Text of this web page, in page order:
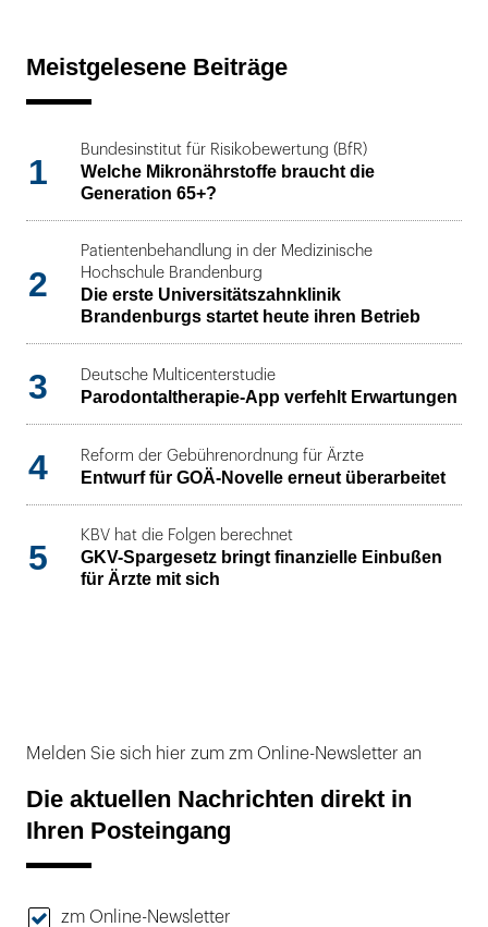
Meistgelesene Beiträge
1
Bundesinstitut für Risikobewertung (BfR)
Welche Mikronährstoffe braucht die
Generation 65+?
2
Patientenbehandlung in der Medizinische
Hochschule Brandenburg
Die erste Universitätszahnklinik
Brandenburgs startet heute ihren Betrieb
3 Deutsche Multicenterstudie
Parodontaltherapie-App verfehlt Erwartungen
4 Reform der Gebührenordnung für Ärzte
Entwurf für GOÄ-Novelle erneut überarbeitet
5
KBV hat die Folgen berechnet
GKV-Spargesetz bringt finanzielle Einbußen
für Ärzte mit sich
Melden Sie sich hier zum zm Online-Newsletter an
Die aktuellen Nachrichten direkt in
Ihren Posteingang
zm Online-Newsletter